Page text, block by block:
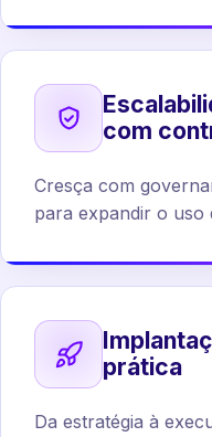
com
Cresça com
para expandir o uso
prática
Da estratégia à